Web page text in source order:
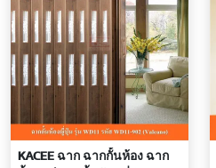
KACEE ฉาก ฉากกั้นห้อง ฉาก